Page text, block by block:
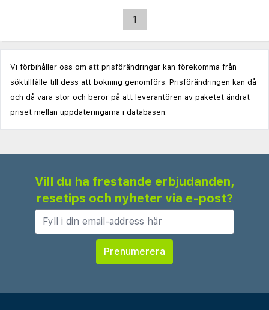
1
Vi förbihåller oss om att prisförändringar kan förekomma från
söktillfälle till dess att bokning genomförs. Prisförändringen kan då
och då vara stor och beror på att leverantören av paketet ändrat
priset mellan uppdateringarna i databasen.
Vill du ha frestande erbjudanden,
resetips och nyheter via e-post?